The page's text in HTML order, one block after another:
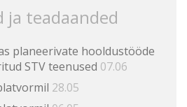
ja teadaanded
planeerivate hooldustööde
STV teenused 07.06
28.05